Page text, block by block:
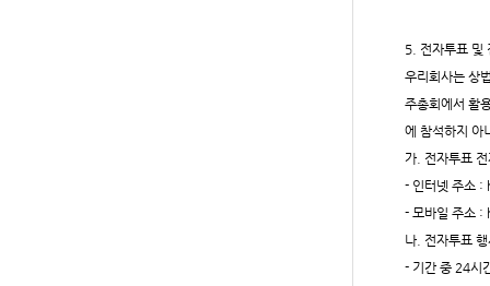
5. 전자투표 및
우리회사는 상
주총회에서 활
에 참석하지 아
가 전자투표
- 인터넷 주소 :
- 모바일 주소 :
나 전자투표
- 기간 중 24시